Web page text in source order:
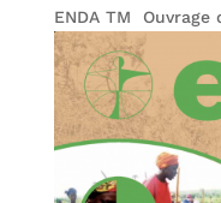
ENDA TM Ouvrage